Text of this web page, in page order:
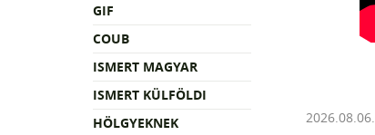
GIF
COUB
ISMERT MAGYAR
ISMERT KÜLFÖLDI
HÖLGYEKNEK
2026.08.06.